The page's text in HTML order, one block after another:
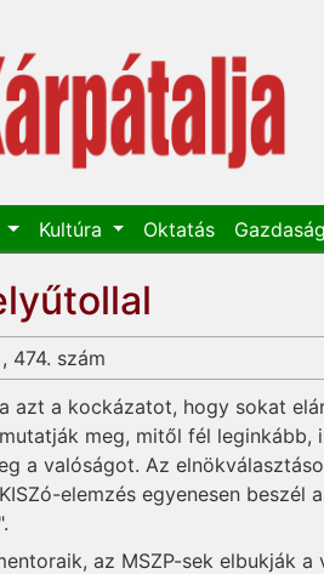
Kultúra Oktatás Gazdaság
474. szám
azt a kockázatot, hogy sokat
meg, mitől fél leginkább,
a valóságot. Az
elemzés egyenesen beszél
az MSZP-sek elbukják